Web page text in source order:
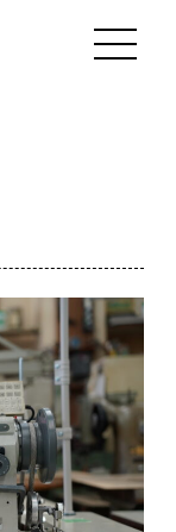
ミシン販売（中古）
アタッチメント